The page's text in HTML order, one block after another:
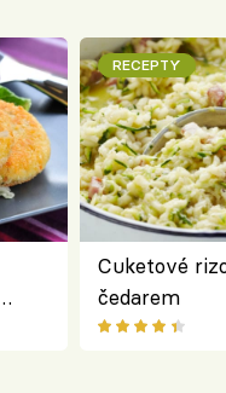
RECEPTY
Cuketové
čedarem